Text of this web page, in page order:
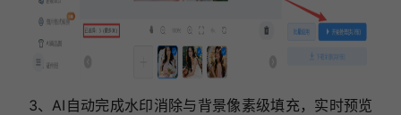
3、AI自动完成水印消除与背景像素级填充，实时预览